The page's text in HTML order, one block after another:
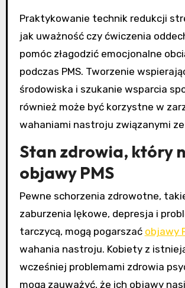
Praktykowanie technik redukcji
jak uważność czy ćwiczenia
pomóc złagodzić emocjonalne
podczas PMS. Tworzenie
środowiska i szukanie wsparcia
również może być korzystne w
wahaniami nastroju związanymi
Stan zdrowia, który
objawy PMS
Pewne schorzenia zdrowotne,
zaburzenia lękowe, depresja i
tarczycą, mogą pogarszać objawy
wahania nastroju. Kobiety z
wcześniej problemami zdrowia
mogą zauważyć, że ich objawy